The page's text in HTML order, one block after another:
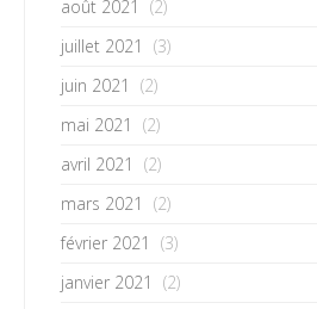
août 2021
(2)
juillet 2021
(3)
juin 2021
(2)
mai 2021
(2)
avril 2021
(2)
mars 2021
(2)
février 2021
(3)
janvier 2021
(2)